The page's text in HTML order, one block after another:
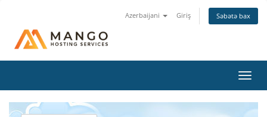
Azerbaijani Giriş Səbətə bax
keçid